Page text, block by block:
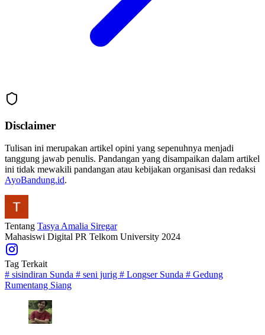
Disclaimer
Tulisan ini merupakan artikel opini yang sepenuhnya menjadi
tanggung jawab penulis. Pandangan yang disampaikan dalam artikel
ini tidak mewakili pandangan atau kebijakan organisasi dan redaksi
AyoBandung.id.
Tentang Tasya Amalia Siregar
Mahasiswi Digital PR Telkom University 2024
Tag Terkait
# sisindiran Sunda # seni jurig # Longser Sunda # Gedung
Rumentang Siang